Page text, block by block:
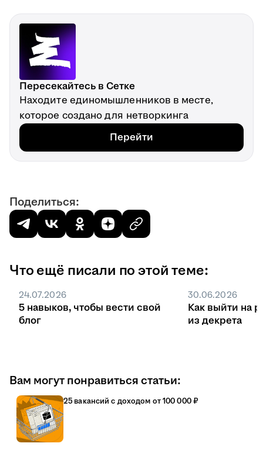
Пересекайтесь в Сетке
Находите единомышленников в месте,
которое создано для нетворкинга
Перейти
Поделиться:
Что ещё писали по этой теме:
24.07.2026
5 навыков, чтобы вести свой
блог
30.06.2026
Как выйти на
из декрета
Вам могут понравиться статьи:
25 вакансий с доходом от 100 000 ₽